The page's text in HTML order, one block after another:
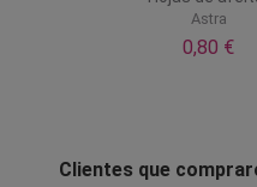
Astra
0,80 €
Clientes que